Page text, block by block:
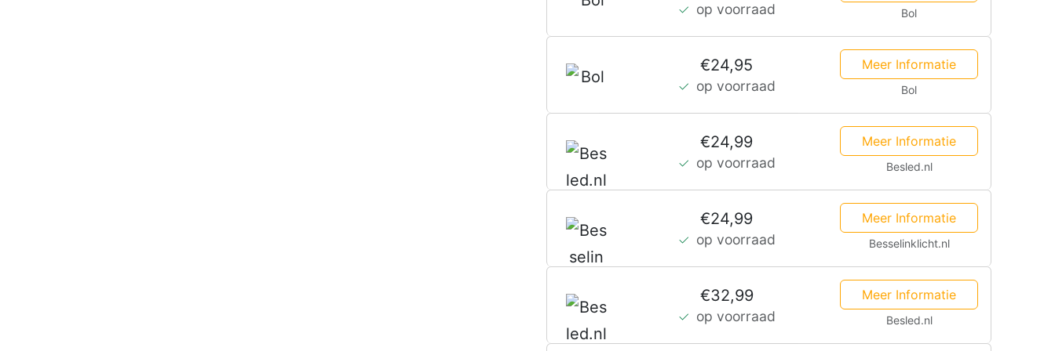
Rond
2700K
mm
–
voor
binnen
op voorraad Bol
€24,95
op voorraad
Meer Informatie
Bol
€24,99
op voorraad
Meer Informatie
Besled.nl
€24,99
op voorraad
Meer Informatie
Besselinklicht.nl
€32,99
op voorraad
Meer Informatie
Besled.nl